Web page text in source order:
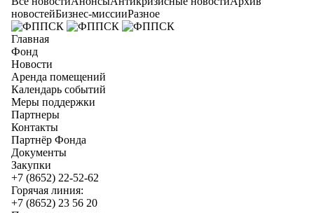
новостейБизнес-миссииРазное
Главная
Фонд
Новости
Аренда помещений
Календарь событий
Меры поддержки
Партнеры
Контакты
Партнёр Фонда
Документы
Закупки
+7 (8652) 22-52-62
Горячая линия:
+7 (8652) 23 56 20